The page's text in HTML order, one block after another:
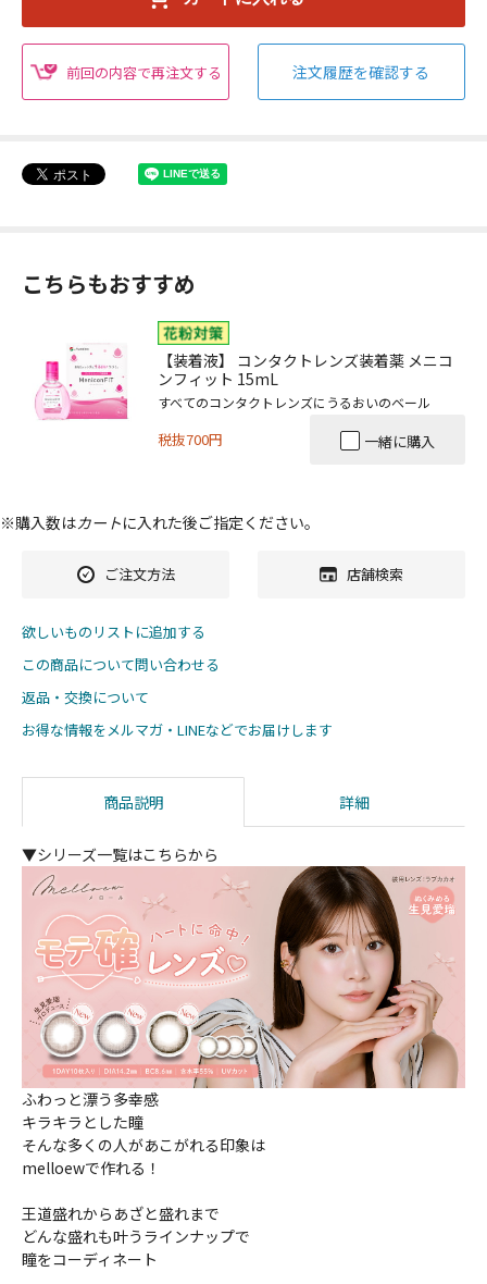
前回の内容で再注文する 注文履歴を確認する
こちらもおすすめ
【装着液】 コンタクトレンズ装着薬 メニコ
ンフィット 15mL
すべてのコンタクトレンズにうるおいのベール
税抜700円 一緒に購入
※購入数はカートに入れた後ご指定ください。
ご注文方法 店舗検索
欲しいものリストに追加する
この商品について問い合わせる
返品・交換について
お得な情報をメルマガ・LINEなどでお届けします
商品説明 詳細
▼シリーズ一覧はこちらから
ふわっと漂う多幸感
キラキラとした瞳
そんな多くの人があこがれる印象は
melloewで作れる！
王道盛れからあざと盛れまで
どんな盛れも叶うラインナップで
瞳をコーディネート